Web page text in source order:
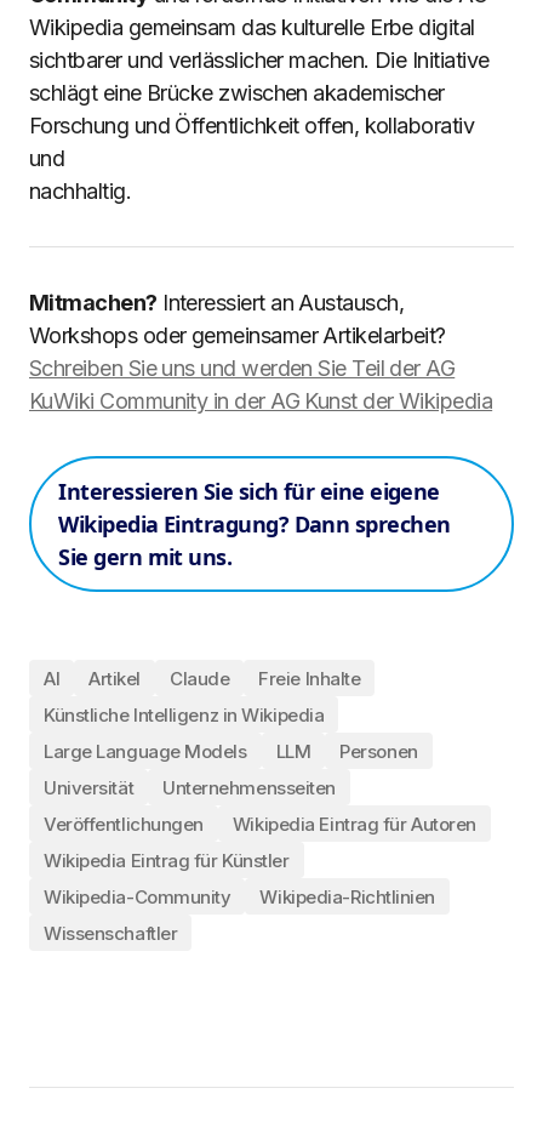
Wikipedia gemeinsam das kulturelle Erbe digital
sichtbarer und verlässlicher machen. Die Initiative
schlägt eine Brücke zwischen akademischer
Forschung und Öffentlichkeit offen, kollaborativ
und
nachhaltig.
Mitmachen? Interessiert an Austausch,
Workshops oder gemeinsamer Artikelarbeit?
Schreiben Sie uns und werden Sie Teil der AG
KuWiki Community in der AG Kunst der Wikipedia
Interessieren Sie sich für eine eigene
Wikipedia Eintragung? Dann sprechen
Sie gern mit uns.
AI Artikel Claude
Freie Inhalte
Künstliche Intelligenz in Wikipedia
Large Language Models
LLM
Personen
Universität
Unternehmensseiten
Veröffentlichungen
Wikipedia Eintrag für Autoren
Wikipedia Eintrag für Künstler
Wikipedia-Community
Wikipedia-Richtlinien
Wissenschaftler